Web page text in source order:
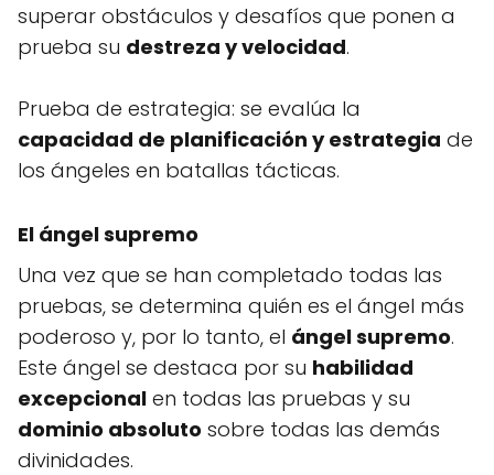
superar obstáculos y desafíos que ponen a
prueba su destreza y velocidad.
Prueba de estrategia: se evalúa la
capacidad de planificación y estrategia de
los ángeles en batallas tácticas.
El ángel supremo
Una vez que se han completado todas las
pruebas, se determina quién es el ángel más
poderoso y, por lo tanto, el ángel supremo.
Este ángel se destaca por su habilidad
excepcional en todas las pruebas y su
dominio absoluto sobre todas las demás
divinidades.